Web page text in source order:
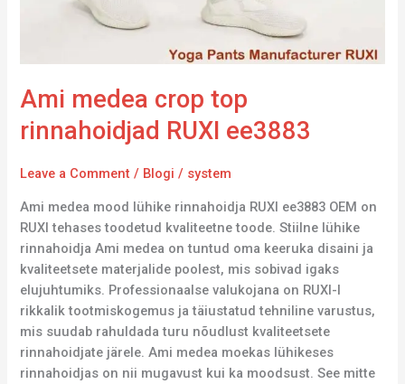
Ami medea crop top
rinnahoidjad RUXI ee3883
Leave a Comment / Blogi / system
Ami medea mood lühike rinnahoidja RUXI ee3883 OEM on
RUXI tehases toodetud kvaliteetne toode. Stiilne lühike
rinnahoidja Ami medea on tuntud oma keeruka disaini ja
kvaliteetsete materjalide poolest, mis sobivad igaks
elujuhtumiks. Professionaalse valukojana on RUXI-l
rikkalik tootmiskogemus ja täiustatud tehniline varustus,
mis suudab rahuldada turu nõudlust kvaliteetsete
rinnahoidjate järele. Ami medea moekas lühikeses
rinnahoidjas on nii mugavust kui ka moodsust. See mitte